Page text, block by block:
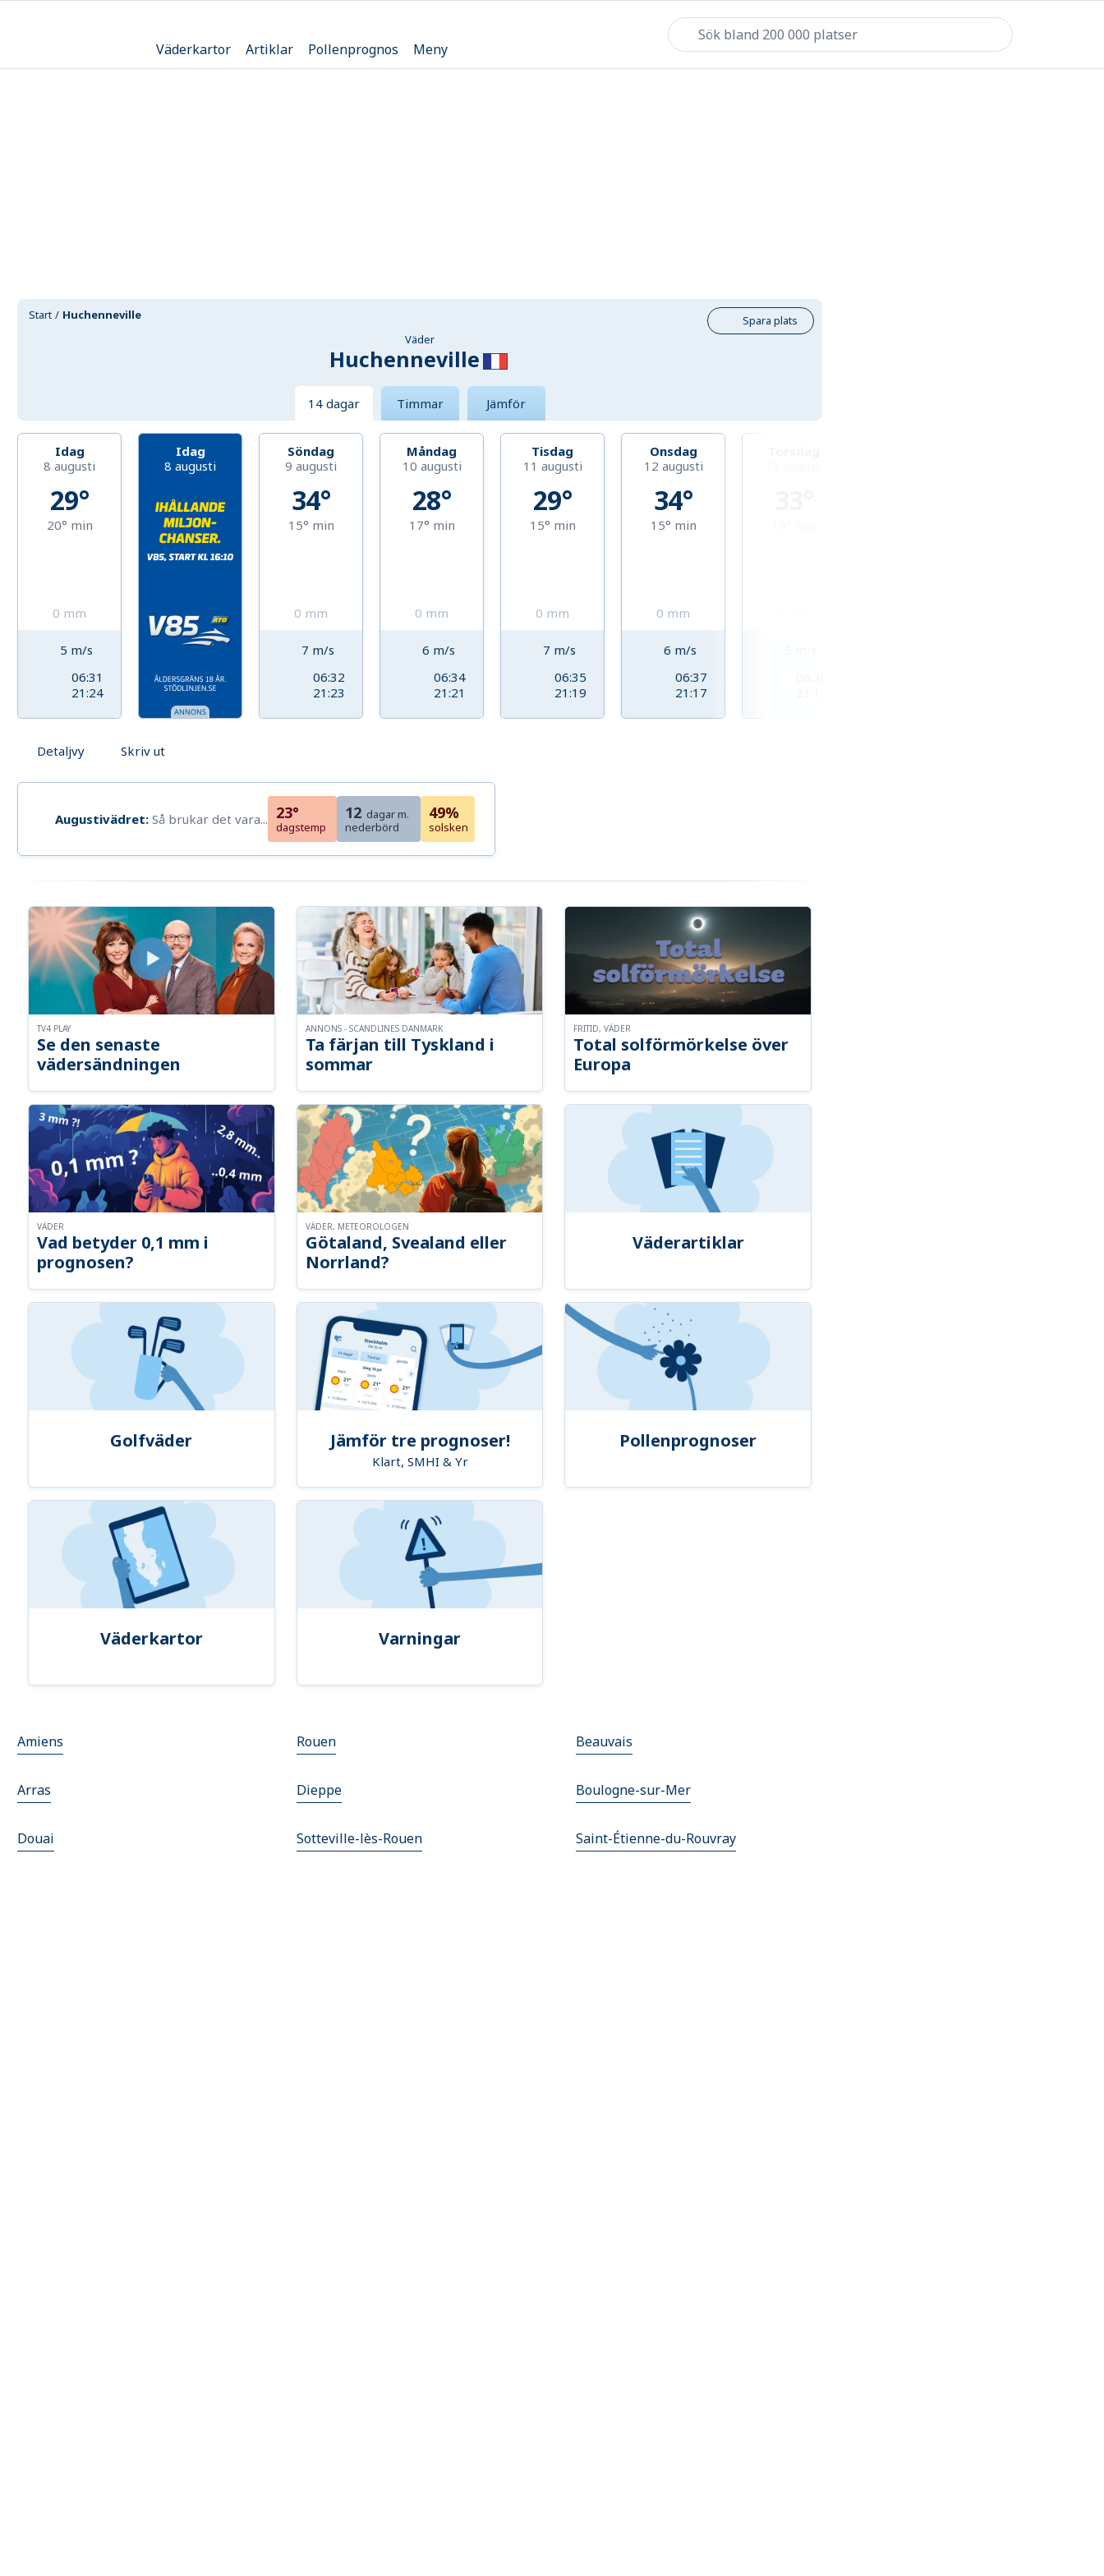
Väderkartor Artiklar Pollenprognos Meny
Start Huchenneville
Spara plats
Väder
Huchenneville
14 dagar Timmar Jämför
Idag
8 augusti
29°
20° min
0 mm
5 m/s
06:31
21:24
Idag
8 augusti
Söndag
9 augusti
34°
15° min
0 mm
7 m/s
06:32
21:23
Måndag
10 augusti
28°
17° min
0 mm
6 m/s
06:34
21:21
Tisdag
11 augusti
29°
15° min
0 mm
7 m/s
06:35
21:19
Onsdag
12 augusti
34°
15° min
0 mm
6 m/s
06:37
21:17
Detaljvy Skriv ut
Augustivädret: Så brukar det vara... 23°
dagstemp
12 dagar m.
nederbörd
49%
solsken
Se den senaste
vädersändningen
TV4 PLAY
Ta färjan till Tyskland i
sommar
ANNONS - SCANDLINES DANMARK
Total solförmörkelse över
Europa
FRITID, VÄDER
Vad betyder 0,1 mm i
prognosen?
VÄDER
Götaland, Svealand eller
Norrland?
VÄDER, METEOROLOGEN
Väderartiklar
Golfväder Jämför tre prognoser!
Klart, SMHI & Yr
Pollenprognoser
Väderkartor Varningar
Amiens Rouen Beauvais
Arras Dieppe Boulogne-sur-Mer
Douai Sotteville-lès-Rouen Saint-Étienne-du-Rouvray